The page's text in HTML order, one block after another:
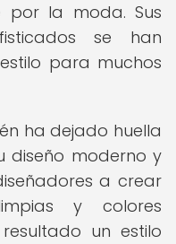
por la moda. Sus
se han
para muchos
ha dejado huella
diseño moderno y
a crear
y colores
un estilo